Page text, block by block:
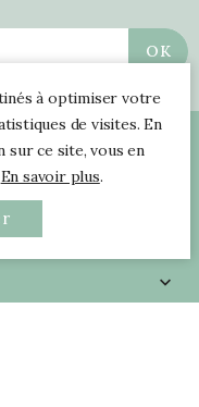

à optimiser votre
de visites. En
sur ce site, vous en
En savoir plus.